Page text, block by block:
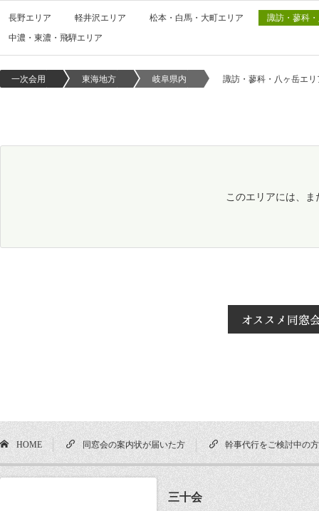
長野エリア 軽井沢エリア 松本・白馬・大町エリア
諏訪・蓼科
中濃・東濃・飛騨エリア
一次会用 東海地方 岐阜県内 諏訪・蓼科・八ヶ岳エリ
このエリアには、
HOME 同窓会の案内状が届いた方 幹事代行をご検討中の方
三十会